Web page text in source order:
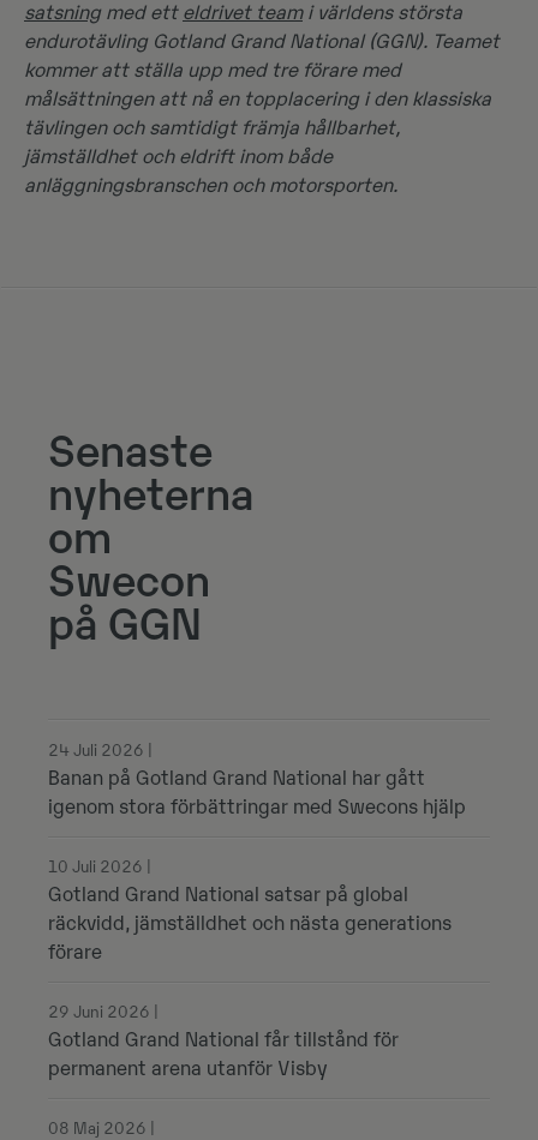
satsningmed ett eldrivet teami världens största
endurotävling Gotland Grand National (GGN). Teamet
kommer att ställa upp med tre förare med
målsättningen att nå en topplacering i den klassiska
tävlingen och samtidigt främja hållbarhet,
jämställdhet och eldrift inom både
anläggningsbranschen och motorsporten.
Senaste
nyheterna
om
Swecon
på GGN
24 Juli 2026 |
Banan på Gotland Grand National har gått
igenom stora förbättringar med Swecons hjälp
10 Juli 2026 |
Gotland Grand National satsar på global
räckvidd, jämställdhet och nästa generations
förare
29 Juni 2026 |
Gotland Grand National får tillstånd för
permanent arena utanför Visby
08 Maj 2026 |